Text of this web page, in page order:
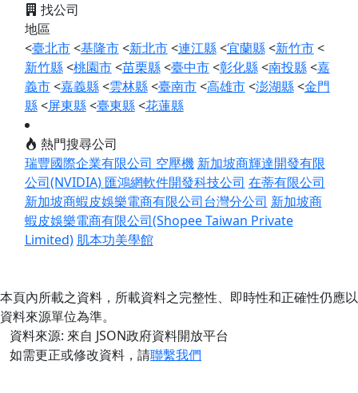
找公司
地區
<臺北市<基隆市<新北市<連江縣<宜蘭縣<新竹市<
新竹縣<桃園市<苗栗縣<臺中市<彰化縣<南投縣<嘉
義市<嘉義縣<雲林縣<臺南市<高雄市<澎湖縣<金門
縣<屏東縣<臺東縣<花蓮縣
熱門搜尋公司
瑞豐國際企業有限公司 空壓機 新加坡商輝達開發有限
公司(NVIDIA) 匯鴻網軟件開發科技公司 在蒂有限公司
新加坡商蝦皮娛樂電商有限公司台灣分公司 新加坡商
蝦皮娛樂電商有限公司(Shopee Taiwan Private
Limited) 肌本功美學館
本頁內所載之資料，所載資料之完整性、即時性和正確性仍應以
資料來源單位為準。
資料來源: 來自 JSON政府資料開放平台
如需更正或修改資料，請聯繫我們